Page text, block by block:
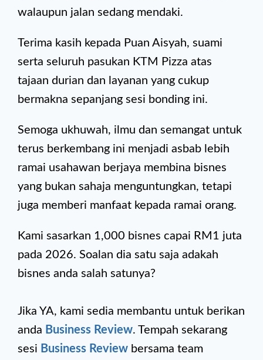
walaupun jalan sedang mendaki.
Terima kasih kepada Puan Aisyah, suami
serta seluruh pasukan KTM Pizza atas
tajaan durian dan layanan yang cukup
bermakna sepanjang sesi bonding ini.
Semoga ukhuwah, ilmu dan semangat untuk
terus berkembang ini menjadi asbab lebih
ramai usahawan berjaya membina bisnes
yang bukan sahaja menguntungkan, tetapi
juga memberi manfaat kepada ramai orang.
Kami sasarkan 1,000 bisnes capai RM1 juta
pada 2026. Soalan dia satu saja adakah
bisnes anda salah satunya?
Jika YA, kami sedia membantu untuk berikan
anda Business Review. Tempah sekarang
sesi Business Review bersama team